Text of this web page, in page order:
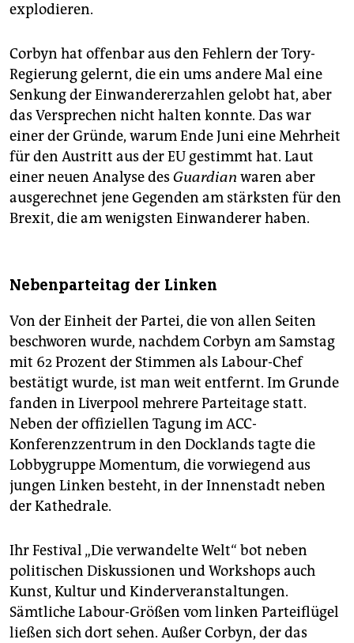
explodieren.
Corbyn hat offenbar aus den Fehlern der Tory-
Regierung gelernt, die ein ums andere Mal eine
Senkung der Einwandererzahlen gelobt hat, aber
das Versprechen nicht halten konnte. Das war
einer der Gründe, warum Ende Juni eine Mehrheit
für den Austritt aus der EU gestimmt hat. Laut
einer neuen Analyse des Guardian waren aber
ausgerechnet jene Gegenden am stärksten für den
Brexit, die am wenigsten Einwanderer haben.
Nebenparteitag der Linken
Von der Einheit der Partei, die von allen Seiten
beschworen wurde, nachdem Corbyn am Samstag
mit 62 Prozent der Stimmen als Labour-Chef
bestätigt wurde, ist man weit entfernt. Im Grunde
fanden in Liverpool mehrere Parteitage statt.
Neben der offiziellen Tagung im ACC-
Konferenzzentrum in den Docklands tagte die
Lobbygruppe Momentum, die vorwiegend aus
jungen Linken besteht, in der Innenstadt neben
der Kathedrale.
Ihr Festival „Die verwandelte Welt“ bot neben
politischen Diskussionen und Workshops auch
Kunst, Kultur und Kinderveranstaltungen.
Sämtliche Labour-Größen vom linken Parteiflügel
ließen sich dort sehen. Außer Corbyn, der das